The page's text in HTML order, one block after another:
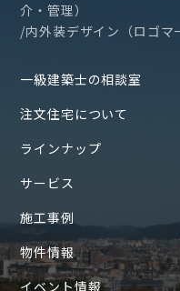
介・管理）
/内外装デザイン（ロゴマ
一級建築士の相談室
注文住宅について
ラインナップ
サービス
施工事例
物件情報
イベント情報